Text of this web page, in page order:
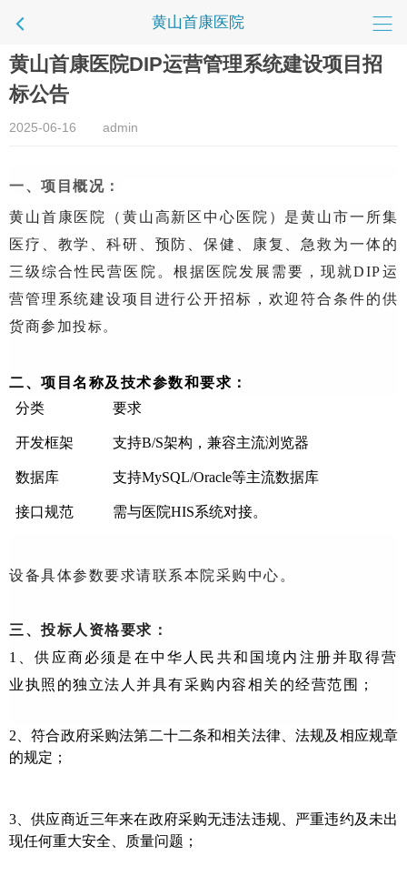
黄山首康医院
黄山首康医院DIP运营管理系统建设项目招
标公告
2025-06-16 admin
一、项目概况：
黄山首康医院（黄山高新区中心医院）是黄山市一所集
医疗、教学、科研、预防、保健、康复、急救为一体的
三级综合性民营医院。 根据医院发展需要，现就DIP运
营管理系统建设项目进行公开招标，欢迎符合条件的供
货商参加投标。
二、项目名称及技术参数和要求：
分类
要求
开发框架 支持B/S架构，兼容主流浏览器
数据库 支持MySQL/Oracle等主流数据库
接口规范 需与医院HIS系统对接。
设备具体参数要求请联系本院采购中心。
三、投标人资格要求：
1、供应商必须是在中华人民共和国境内注册并取得营
业执照的独立法人并具有采购内容相关的经营范围；
2、符合政府采购法第二十二条和相关法律、法规及相应规章
的规定；
3、供应商近三年来在政府采购无违法违规、严重违约及未出
现任何重大安全、质量问题；